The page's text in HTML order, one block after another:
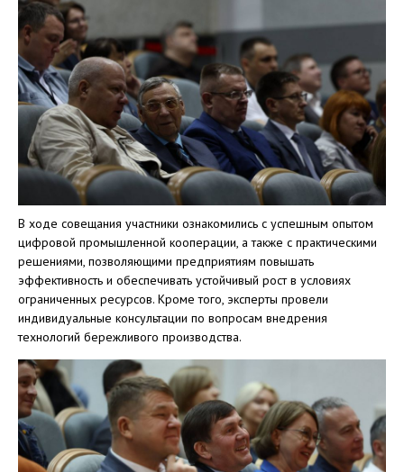
В ходе совещания участники ознакомились с успешным опытом
цифровой промышленной кооперации, а также с практическими
решениями, позволяющими предприятиям повышать
эффективность и обеспечивать устойчивый рост в условиях
ограниченных ресурсов. Кроме того, эксперты провели
индивидуальные консультации по вопросам внедрения
технологий бережливого производства.